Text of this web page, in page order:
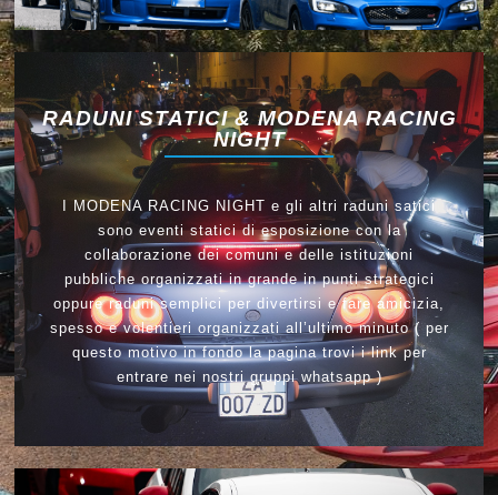
RADUNI STATICI & MODENA RACING
NIGHT
I MODENA RACING NIGHT e gli altri raduni satici
sono eventi statici di esposizione con la
collaborazione dei comuni e delle istituzioni
pubbliche organizzati in grande in punti strategici
oppure raduni semplici per divertirsi e fare amicizia,
spesso e volentieri organizzati all’ultimo minuto ( per
questo motivo in fondo la pagina trovi i link per
entrare nei nostri gruppi whatsapp )